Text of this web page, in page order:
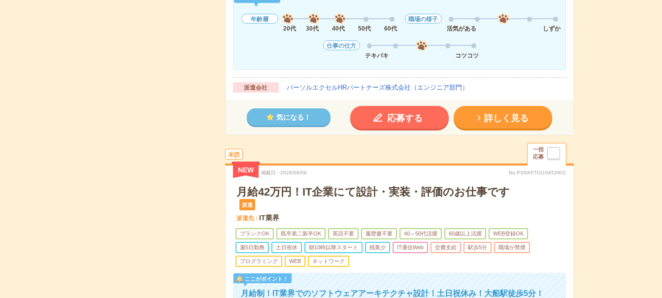
年齢層
20代
30代 40代 50代 60代
職場の様子
活気がある
しずか
仕事の仕方
テキパキ
コツコツ
派遣会社 パーソルエクセルHRパートナーズ株式会社（エンジニア部門）
気になる！ 応募する 詳しく見る
未読
一括
応募
NEW 掲載日 2026/08/06 No.PSNXPT0110452902
月給42万円！IT企業にて設計・実装・評価のお仕事です
派遣
派遣先 IT業界
ブランクOK 既卒第二新卒OK 英語不要 履歴書不要 40～50代活躍 60歳以上活躍 WEB登録OK
週5日勤務 土日祝休 朝10時以降スタート 残業少 IT通信Web 交費支給 駅歩5分 職場が禁煙
プログラミング WEB ネットワーク
ここがポイント！
月給制！IT業界でのソフトウェアアーキテクチャ設計！土日祝休み！大船駅徒歩5分！